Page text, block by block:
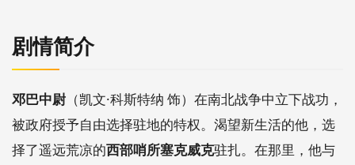
剧情简介
邓巴中尉 （凯文·科斯特纳 饰）在南北战争中立下战功，
被政府授予自由选择驻地的特权。渴望新生活的他，选
择了遥远荒凉的西部哨所塞克威克驻扎。在那里，他与